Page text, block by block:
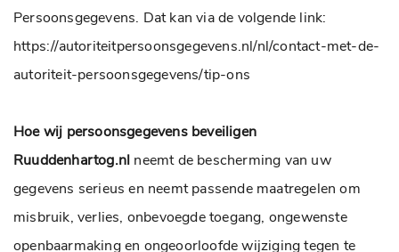
Persoonsgegevens. Dat kan via de volgende link:
https://autoriteitpersoonsgegevens.nl/nl/contact-met-de-
autoriteit-persoonsgegevens/tip-ons
Hoe wij persoonsgegevens beveiligen
Ruuddenhartog.nl neemt de bescherming van uw
gegevens serieus en neemt passende maatregelen om
misbruik, verlies, onbevoegde toegang, ongewenste
openbaarmaking en ongeoorloofde wijziging tegen te